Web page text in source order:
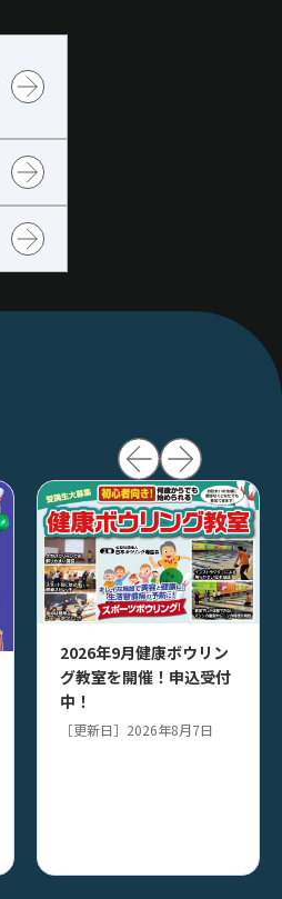
2026年9月健康ボウリン
グ教室を開催！申込受付
中！
［更新日］2026年8月7日